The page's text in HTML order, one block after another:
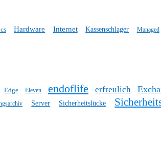
Hardware Internet Kassenschlager Managed
Edge Eleven endoflife erfreulich
Server Sicherheitslücke